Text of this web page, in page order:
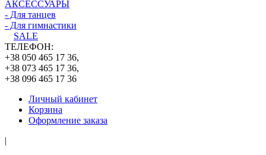
АКСЕССУАРЫ
- Для танцев
- Для гимнастики
SALE
ТЕЛЕФОН:
+38 050 465 17 36,
+38 073 465 17 36,
+38 096 465 17 36
Личный кабинет
Корзина
Оформление заказа
|